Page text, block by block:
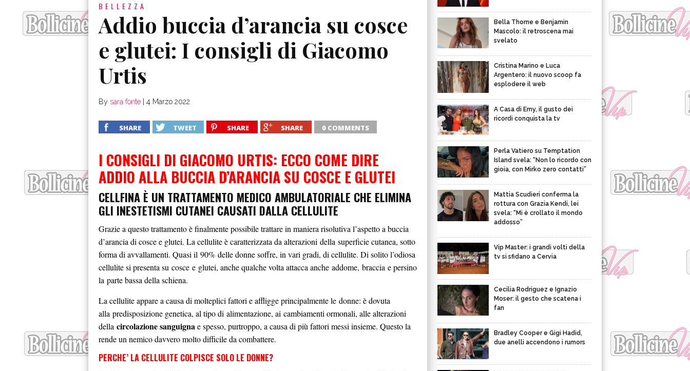
BELLEZZA
Addio buccia d’arancia su cosce
e glutei: I consigli di Giacomo
Urtis
By sara fonte 4 Marzo 2022
SHARE TWEET SHARE SHARE 0 COMMENTS
I CONSIGLI DI GIACOMO URTIS: ECCO COME DIRE
ADDIO ALLA BUCCIA D’ARANCIA SU COSCE E GLUTEI
CELLFINA È UN TRATTAMENTO MEDICO AMBULATORIALE CHE ELIMINA
GLI INESTETISMI CUTANEI CAUSATI DALLA CELLULITE
Grazie a questo trattamento è finalmente possibile trattare in maniera risolutiva l’aspetto a buccia
d’arancia di cosce e glutei. La cellulite è caratterizzata da alterazioni della superficie cutanea, sotto
forma di avvallamenti. Quasi il 90% delle donne soffre, in vari gradi, di cellulite. Di solito l’odiosa
cellulite si presenta su cosce e glutei, anche qualche volta attacca anche addome, braccia e persino
la parte bassa della schiena.
La cellulite appare a causa di molteplici fattori e affligge principalmente le donne: è dovuta
alla predisposizione genetica, al tipo di alimentazione, ai cambiamenti ormonali, alle alterazioni
della circolazione sanguignae spesso, purtroppo, a causa di più fattori messi insieme. Questo la
rende un nemico davvero molto difficile da combattere.
PERCHE’ LA CELLULITE COLPISCE SOLO LE DONNE?
Bella Thorne e Benjamin
Mascolo: il retroscena mai
svelato
Cristina Marino e Luca
Argentero: il nuovo scoop fa
esplodere il web
A Casa di Emy, il gusto dei
ricordi conquista la tv
Perla Vatiero su Temptation
Island svela: “Non lo ricordo con
gioia, con Mirko zero contatti”
Mattia Scudieri conferma la
rottura con Grazia Kendi, lei
svela: “Mi è crollato il mondo
addosso”
Vip Master: i grandi volti della
tv si sfidano a Cervia
Cecilia Rodriguez e Ignazio
Moser: il gesto che scatena i
fan
Bradley Cooper e Gigi Hadid,
due anelli accendono i rumors